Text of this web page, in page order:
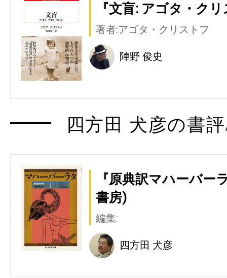
『文盲: アゴタ・ク
著者:アゴタ・クリストフ
陣野 俊史
四方田 犬彦の書
『原典訳マハーバー
書房)
編集:
四方田 犬彦